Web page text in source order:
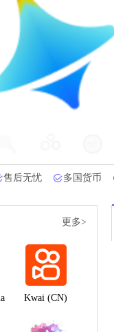
售后无忧 多国货币
更多>
Kwai (CN)